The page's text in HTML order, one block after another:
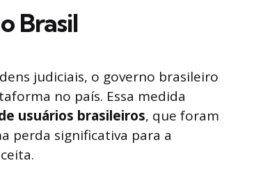
Brasil
judiciais, o governo brasileiro
no país. Essa medida
usuários brasileiros, que foram
perda significativa para a